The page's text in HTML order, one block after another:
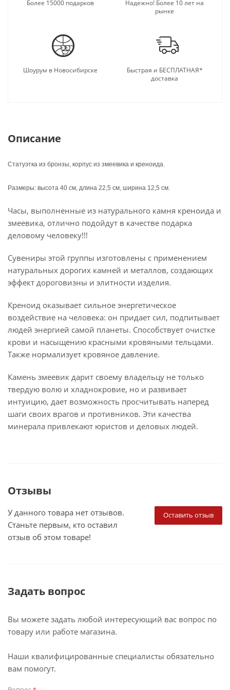
Более 15000 подарков
Надежно! Более 10 лет на
рынке
Шоурум в Новосибирске
Быстрая и БЕСПЛАТНАЯ*
доставка
Описание
Статуэтка из бронзы, корпус из змеевика и креноида.
Размеры: высота 40 см, длина 22,5 см, ширина 12,5 см.
Часы, выполненные из натурального камня креноида и
змеевика, отлично подойдут в качестве подарка
деловому человеку!!!
Сувениры этой группы изготовлены с применением
натуральных дорогих камней и металлов, создающих
эффект дороговизны и элитности изделия.
Креноид оказывает сильное энергетическое
воздействие на человека: он придает сил, подпитывает
людей энергией самой планеты. Способствует очистке
крови и насыщению красными кровяными тельцами.
Также нормализует кровяное давление.
Камень змеевик дарит своему владельцу не только
твердую волю и хладнокровие, но и развивает
интуицию, дает возможность просчитывать наперед
шаги своих врагов и противников. Эти качества
минерала привлекают юристов и деловых людей.
Отзывы
Оставить отзыв
У данного товара нет отзывов.
Станьте первым, кто оставил
отзыв об этом товаре!
Задать вопрос
Вы можете задать любой интересующий вас вопрос по
товару или работе магазина.
Наши квалифицированные специалисты обязательно
вам помогут.